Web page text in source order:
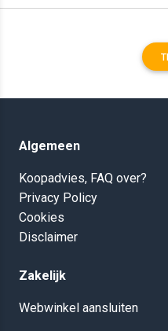
Algemeen
Koopadvies, FAQ over?
Privacy Policy
Cookies
Disclaimer
Zakelijk
Webwinkel aansluiten